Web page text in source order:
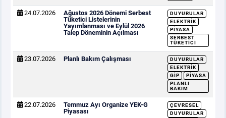
24.07.2026
Ağustos 2026 Dönemi Serbest
Tüketici Listelerinin
Yayımlanması ve Eylül 2026
Talep Döneminin Açılması
DUYURULAR
ELEKTRIK
PIYASA
SERBEST
TÜKETICI
23.07.2026 Planlı Bakım Çalışması
DUYURULAR
ELEKTRIK
GİP
PIYASA
PLANLI
BAKIM
22.07.2026
Temmuz Ayı Organize YEK-G
Piyasası
ÇEVRESEL
DUYURULAR